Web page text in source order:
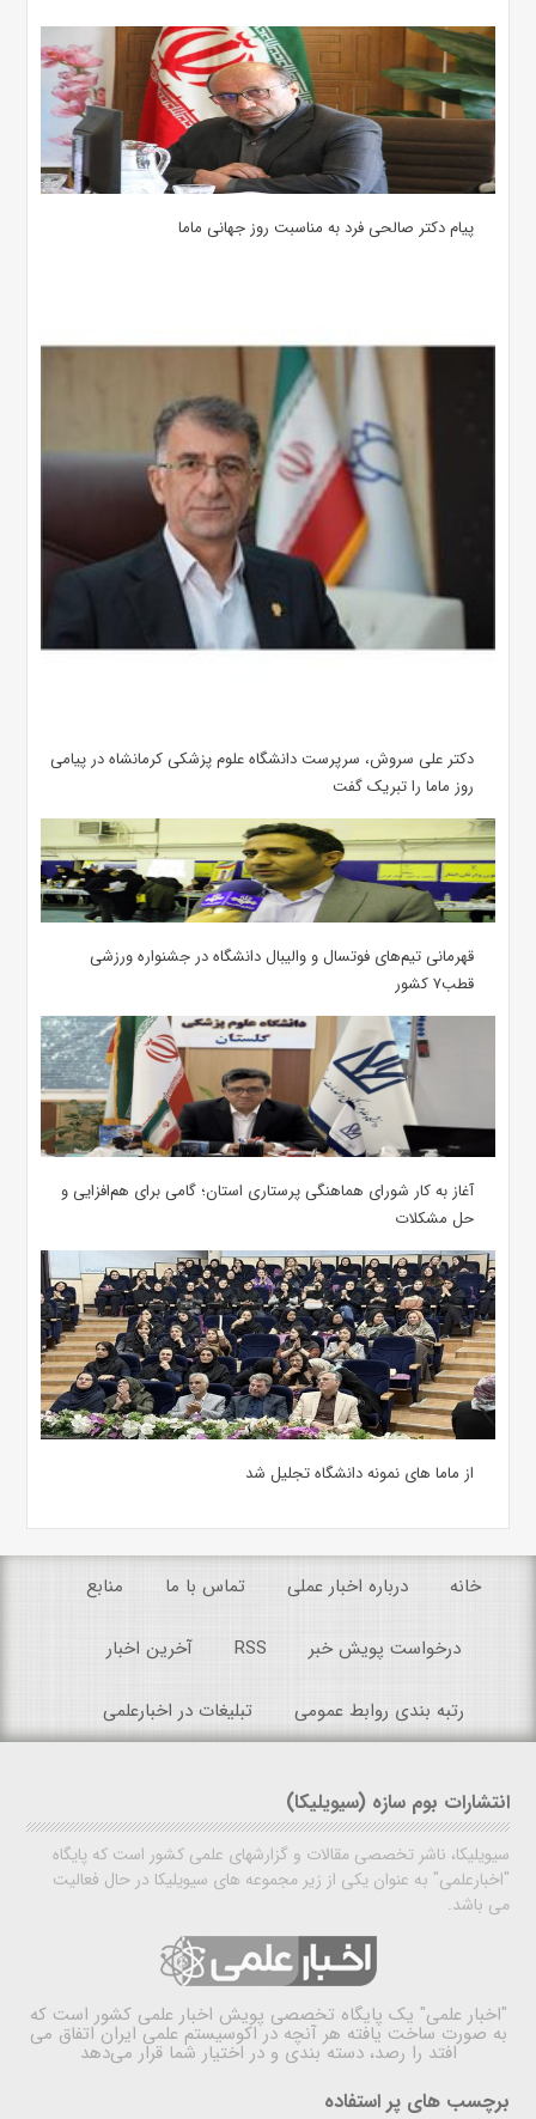
پیام دکتر صالحی فرد به مناسبت روز جهانی ماما
دکتر علی سروش، سرپرست دانشگاه علوم پزشکی کرمانشاه در پیامی
روز ماما را تبریک گفت
قهرمانی تیم‌های فوتسال و والیبال دانشگاه در جشنواره ورزشی
قطب۷ کشور
آغاز به کار شورای هماهنگی پرستاری استان؛ گامی برای هم‌افزایی و
حل مشکلات
از ماما های نمونه دانشگاه تجلیل شد
خانه درباره اخبار عملی تماس با ما منابع
درخواست پویش خبر RSS آخرین اخبار
رتبه بندی روابط عمومی تبلیغات در اخبارعلمی
انتشارات بوم سازه (سیویلیکا)
سیویلیکا، ناشر تخصصی مقالات و گزارشهای علمی کشور است که پایگاه
"اخبارعلمی" به عنوان یکی از زیر مجموعه های سیویلیکا در حال فعالیت
می باشد.
"اخبار علمی" یک پایگاه تخصصی پویش اخبار علمی کشور است که
به صورت ساخت یافته هر آنچه در اکوسیستم علمی ایران اتفاق می
افتد را رصد، دسته بندی و در اختیار شما قرار می‌دهد
برچسب های پر استفاده